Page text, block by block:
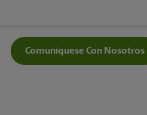
Comuníquese Con Nosotros